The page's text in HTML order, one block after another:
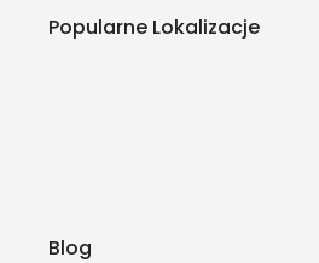
Popularne Lokalizacje
Blog